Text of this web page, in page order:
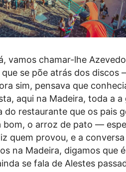
vamos chamar-lhe
se põe atrás dos
sim, pensava que
aqui na Madeira, toda a a
do restaurante que os pais
bom, o arroz de pato —
quem provou, e a
na Madeira, digamos que
se fala de Alestes